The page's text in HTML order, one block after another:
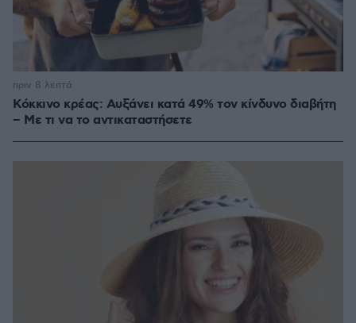
Κόκκινο κρέας: Αυξάνει κατά 49% τον κίνδυνο διαβήτη
– Με τι να το αντικαταστήσετε
πριν 8 λεπτά